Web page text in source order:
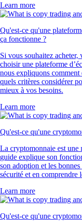
Learn more
Qu'est-ce qu'une
ça fonctionne ?
Si vous souhaitez acheter,
choisir une plateforme
nous expliquons
quels critères considérer
mieux à vos besoins.
Learn more
Qu'est-ce qu'une
La cryptomonnaie est une
guide explique son
son adoption et les
sécurité et en comprendre
Learn more
Qu'est-ce qu'une